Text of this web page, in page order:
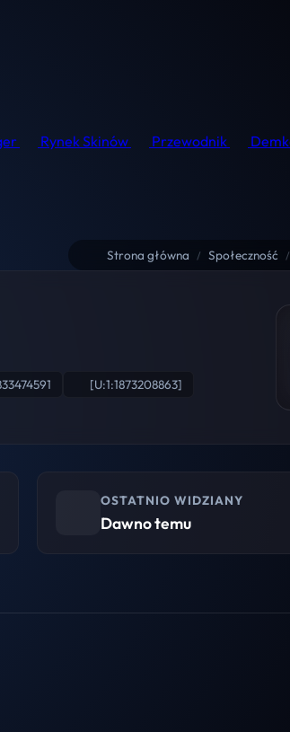
Rynek Skinów Przewodnik
Strona główna / Społeczność /
[U:1:1873208863]
OSTATNIO WIDZIANY
Dawno temu